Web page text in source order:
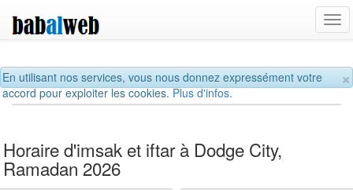
×
En utilisant nos services, vous nous donnez expressément votre
accord pour exploiter les cookies.Plus d'infos.
Horaire d'imsak et iftar à Dodge City,
Ramadan 2026